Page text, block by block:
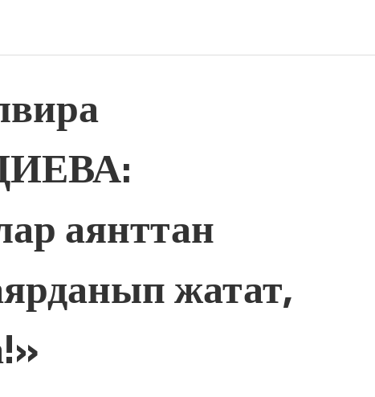
аянттан
жатат,